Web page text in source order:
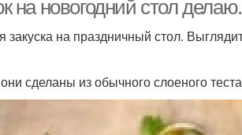
условиях
на новогодний стол делаю.
закуска на праздничный стол.
сделаны из обычного слоеного